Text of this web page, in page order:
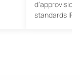
standards